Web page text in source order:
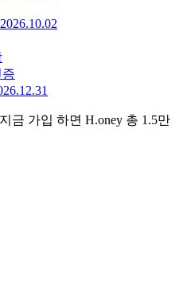
지금 가입 하면 H.oney 총 1.5만